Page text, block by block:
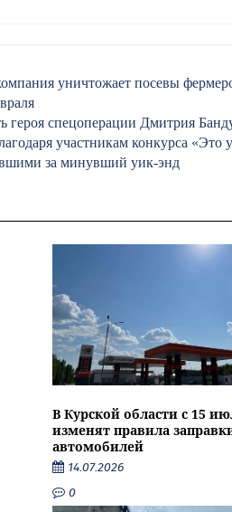
уничтожает посевы
героя спецоперации Дмитрия
участникам конкурса «Это
за минувший уик-энд
В Курской области с 15
изменят правила
автомобилей
14.07.2026
0